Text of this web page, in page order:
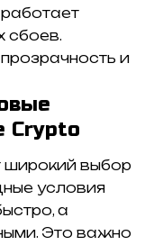
сбоев.
и
Crypto
широкий выбор
условия
а
Это важно